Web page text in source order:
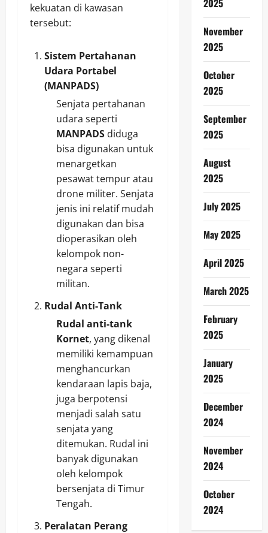
kekuatan di kawasan
tersebut:
Sistem Pertahanan
Udara Portabel
(MANPADS)
Senjata pertahanan
udara seperti
MANPADS diduga
bisa digunakan untuk
menargetkan
pesawat tempur atau
drone militer. Senjata
jenis ini relatif mudah
digunakan dan bisa
dioperasikan oleh
kelompok non-
negara seperti
militan.
Rudal Anti-Tank
Rudal anti-tank
Kornet, yang dikenal
memiliki kemampuan
menghancurkan
kendaraan lapis baja,
juga berpotensi
menjadi salah satu
senjata yang
ditemukan. Rudal ini
banyak digunakan
oleh kelompok
bersenjata di Timur
Tengah.
Peralatan Perang
2025
November
2025
October
2025
September
2025
August
2025
July 2025
May 2025
April 2025
March 2025
February
2025
January
2025
December
2024
November
2024
October
2024